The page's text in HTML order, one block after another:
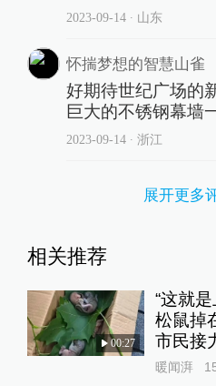
2023-09-14∙ 山东
怀揣梦想的智慧山雀
好期待世纪广场的
巨大的不锈钢幕墙
2023-09-14∙ 浙江
展开更多
相关推荐
00:27
“这就
松鼠掉
市民接
暖闻湃